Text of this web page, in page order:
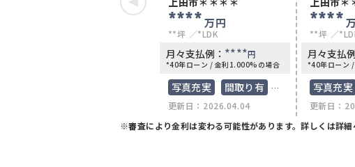
****万円
**坪 *LDK
月々支払例： ****円
*40年ローン / 金利1.000%の場合
写真充実
間取り有
築10年以内
駐車場2台可
更新日：2026.04.04
****
**坪
月々支払
*40年ローン
写真充実
駅徒歩
駐車場2
更新日：
※審査により金利は変わる可能性があります。詳しくは詳細